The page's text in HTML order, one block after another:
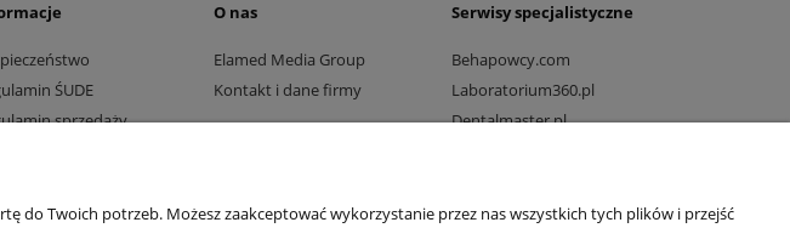
ŚUDE
sprzedaży
O nas
Elamed Media Group
Kontakt i dane firmy
Serwisy specjalistyczne
Behapowcy.com
Laboratorium360.pl
Dentalmaster.pl
Drogowo-mostowy.pl
do Twoich potrzeb. Możesz zaakceptować wykorzystanie przez nas wszystkich tych plików i przejść